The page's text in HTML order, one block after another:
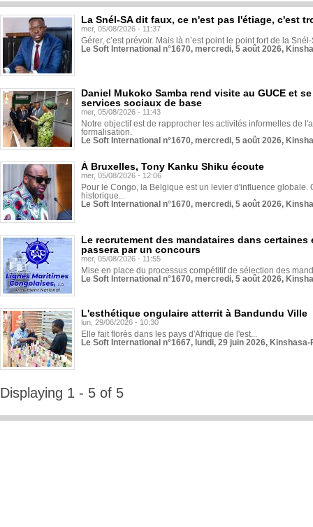
La Snél-SA dit faux, ce n'est pas l'étiage, c'est
mer, 05/08/2026 - 11:37
Gérer, c’est prévoir. Mais là n’est point le point fort de la
Le Soft International n°1670, mercredi, 5 août 2026,
Daniel Mukoko Samba rend visite au GUCE et
services sociaux de base
mer, 05/08/2026 - 11:43
Notre objectif est de rapprocher les activités informelles de
formalisation.
Le Soft International n°1670, mercredi, 5 août 2026,
À Bruxelles, Tony Kanku Shiku écoute
mer, 05/08/2026 - 12:06
Pour le Congo, la Belgique est un levier d'influence globale.
historique...
Le Soft International n°1670, mercredi, 5 août 2026,
Le recrutement des mandataires dans
passera par un concours
mer, 05/08/2026 - 11:55
Mise en place du processus compétitif de sélection des
Le Soft International n°1670, mercredi, 5 août 2026,
L'esthétique ongulaire atterrit à Bandundu Ville
lun, 29/06/2026 - 10:30
Elle fait florès dans les pays d'Afrique de l'est...
Le Soft International n°1667, lundi, 29 juin 2026,
Displaying 1 - 5 of 5